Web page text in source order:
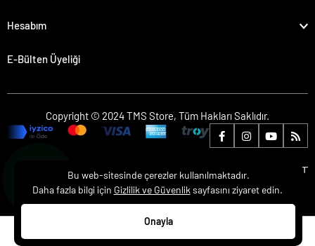
Hesabım
E-Bülten Üyeliği
Copyright © 2024 TMS Store, Tüm Hakları Saklıdır.
Bu web-sitesinde çerezler kullanılmaktadır.
Daha fazla bilgi için Gizlilik ve Güvenlik sayfasını ziyaret edin.
Onayla